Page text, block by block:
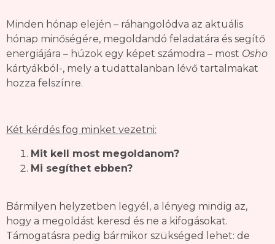
Minden hónap elején – ráhangolódva az aktuális
hónap minőségére, megoldandó feladatára és segítő
energiájára – húzok egy képet számodra – most Osho
kártyákból-, mely a tudattalanban lévő tartalmakat
hozza felszínre.
Két kérdés fog minket vezetni:
Mit kell most megoldanom?
Mi segíthet ebben?
Bármilyen helyzetben legyél, a lényeg mindig az,
hogy a megoldást keresd és ne a kifogásokat.
Támogatásra pedig bármikor szükséged lehet: de